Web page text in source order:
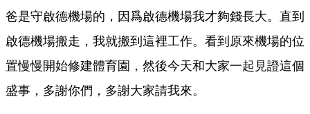
爸是守啟德機場的，因爲啟德機場我才夠錢長大。直到
啟德機場搬走，我就搬到這裡工作。看到原來機場的位
置慢慢開始修建體育園，然後今天和大家一起見證這個
盛事，多謝你們，多謝大家請我來。